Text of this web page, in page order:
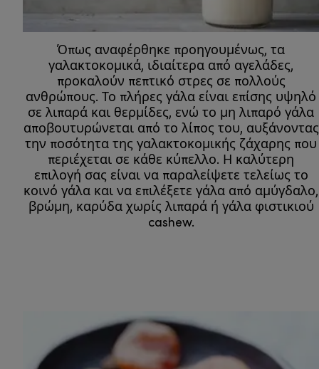
Όπως αναφέρθηκε προηγουμένως, τα
γαλακτοκομικά, ιδιαίτερα από αγελάδες,
προκαλούν πεπτικό στρες σε πολλούς
ανθρώπους. Το πλήρες γάλα είναι επίσης υψηλό
σε λιπαρά και θερμίδες, ενώ το μη λιπαρό γάλα
αποβουτυρώνεται από το λίπος του, αυξάνοντας
την ποσότητα της γαλακτοκομικής ζάχαρης που
περιέχεται σε κάθε κύπελλο. Η καλύτερη
επιλογή σας είναι να παραλείψετε τελείως το
κοινό γάλα και να επιλέξετε γάλα από αμύγδαλο,
βρώμη, καρύδα χωρίς λιπαρά ή γάλα φιστικιού
cashew.